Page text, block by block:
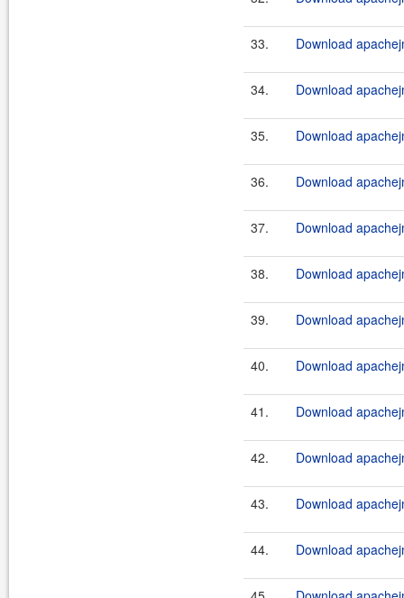
33. Download
34. Download
35. Download
36. Download
37. Download
38. Download
39. Download
40. Download
41. Download
42. Download
43. Download
44. Download